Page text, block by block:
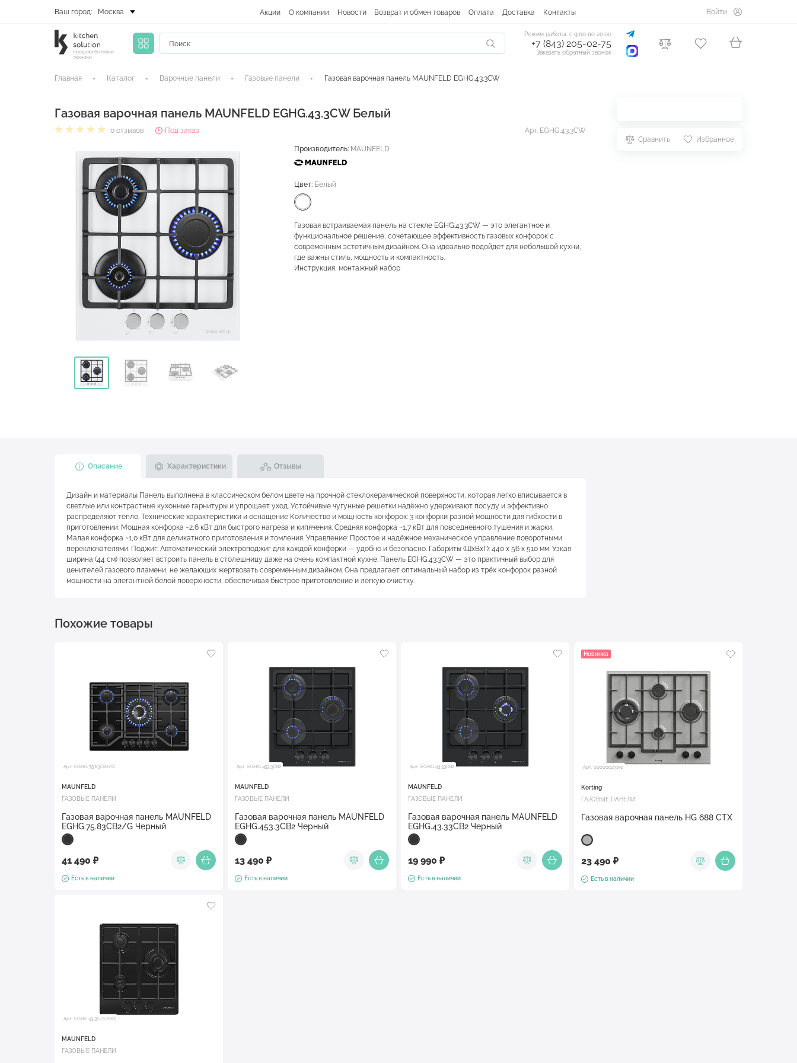
Ваш город: Москва Акции О компании Новости Возврат и обмен товаров Оплата Доставка Контакты Войти
продажа бытовой
техники
Режим работы: с 9:00 до 20:00
+7 (843) 205-02-75
Заказать обратный звонок
Главная Каталог Варочные панели Газовые панели Газовая варочная панель MAUNFELD EGHG.43.3CW
Газовая варочная панель MAUNFELD EGHG.43.3CW Белый
0 отзывов Под заказ
Арт. EGHG.43.3CW
Сравнить
Избранное
Производитель: MAUNFELD
Цвет: Белый
Газовая встраиваемая панель на стекле EGHG.43.3CW — это элегантное и
функциональное решение, сочетающее эффективность газовых конфорок с
современным эстетичным дизайном. Она идеально подойдет для небольшой кухни,
где важны стиль, мощность и компактность.
Инструкция, монтажный набор
Описание Характеристики Отзывы
Дизайн и материалы Панель выполнена в классическом белом цвете на прочной стеклокерамической поверхности, которая легко вписывается в
светлые или контрастные кухонные гарнитуры и упрощает уход. Устойчивые чугунные решетки надёжно удерживают посуду и эффективно
распределяют тепло. Технические характеристики и оснащение Количество и мощность конфорок: 3 конфорки разной мощности для гибкости в
приготовлении: Мощная конфорка ~2,6 кВт для быстрого нагрева и кипячения. Средняя конфорка ~1,7 кВт для повседневного тушения и жарки.
Малая конфорка ~1,0 кВт для деликатного приготовления и томления. Управление: Простое и надёжное механическое управление поворотными
переключателями. Поджиг: Автоматический электроподжиг для каждой конфорки — удобно и безопасно. Габариты (ШхВхГ): 440 x 56 x 510 мм. Узкая
ширина (44 см) позволяет встроить панель в столешницу даже на очень компактной кухне. Панель EGHG.43.3CW — это практичный выбор для
ценителей газового пламени, не желающих жертвовать современным дизайном. Она предлагает оптимальный набор из трёх конфорок разной
мощности на элегантной белой поверхности, обеспечивая быстрое приготовление и легкую очистку.
Похожие товары
Арт. EGHG.75.83CB2/G
MAUNFELD
ГАЗОВЫЕ ПАНЕЛИ
Газовая варочная панель MAUNFELD
EGHG.75.83CB2/G Черный
41 490 ₽
Есть в наличии
Арт. EGHG.453.3CB2
MAUNFELD
ГАЗОВЫЕ ПАНЕЛИ
Газовая варочная панель MAUNFELD
EGHG.453.3CB2 Черный
13 490 ₽
Есть в наличии
Арт. EGHG.43.33CB2
MAUNFELD
ГАЗОВЫЕ ПАНЕЛИ
Газовая варочная панель MAUNFELD
EGHG.43.33CB2 Черный
19 990 ₽
Есть в наличии
Новинка
Арт. 00000023150
Korting
ГАЗОВЫЕ ПАНЕЛИ
Газовая варочная панель HG 688 CTX
23 490 ₽
Есть в наличии
Арт. EGHE.43.3STS-EB2
MAUNFELD
ГАЗОВЫЕ ПАНЕЛИ